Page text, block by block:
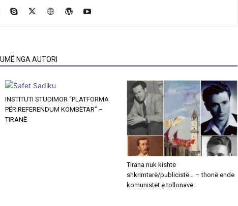
NGA AUTORI
INSTITUTI STUDIMOR “PLATFORMA
PËR REFERENDUM KOMBËTAR” –
TIRANË
Tirana nuk kishte
shkrimtarë/publicistë… – thonë ende
komunistët e tollonave